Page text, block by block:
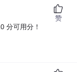
分可用分！
赞